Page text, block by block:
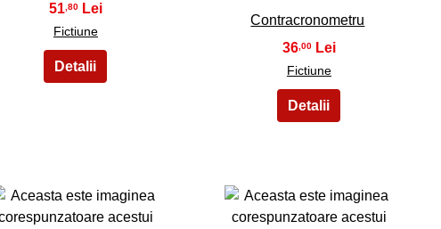
51 ,80
Fictiune
Contracronometru
36,00
Fictiune